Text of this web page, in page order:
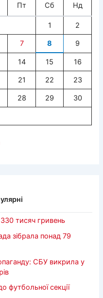
Пт Сб Нд
1 2
7 8 9
14 15 16
21 22 23
28 29 30
тисяч гривень
зібрала понад 79
СБУ викрила у
футбольної секції